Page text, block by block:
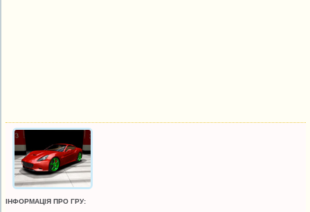
ІНФОРМАЦІЯ ПРО ГРУ: